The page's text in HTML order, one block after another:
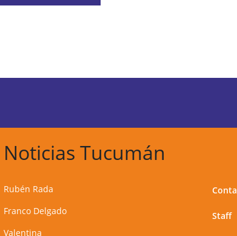
Noticias Tucumán
Rubén Rada
Franco Delgado
Valentina
Staff